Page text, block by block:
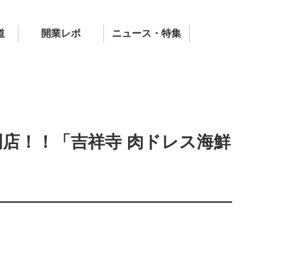
開業レポ ニュース・特集
！！「吉祥寺 肉ドレス海鮮